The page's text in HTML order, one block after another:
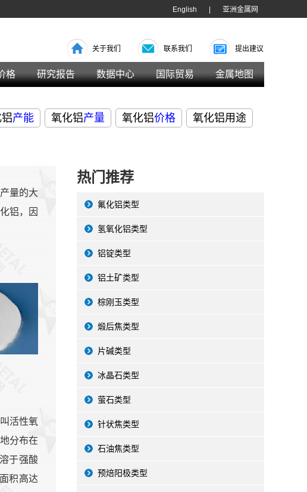
亚洲金属网
English
关于我们 联系我们 提出建议
格 研究报告 数据中心 国际贸易 金属地图
产能 氧化铝产量 氧化铝价格
氧化铝用途
量的大
铝，因
活性氧
分布在
于强酸
积高达
热门推荐
氟化铝类型
氢氧化铝类型
铝锭类型
铝土矿类型
棕刚玉类型
煅后焦类型
片碱类型
冰晶石类型
萤石类型
针状焦类型
石油焦类型
预焙阳极类型